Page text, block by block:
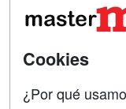
Contactar
Cookies
¿Por qué